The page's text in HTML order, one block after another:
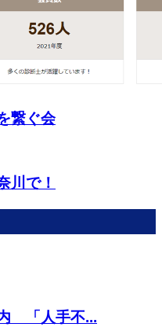
繋ぐ会
川で！
「人手不...